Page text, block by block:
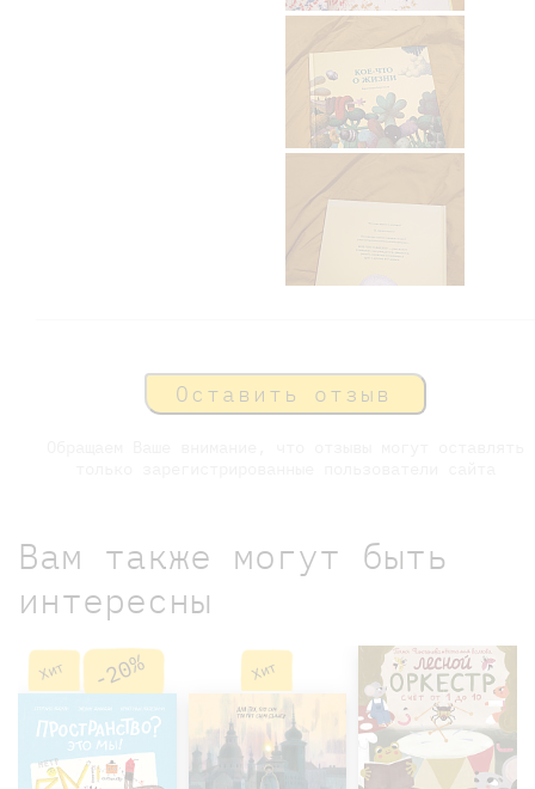
Оставить отзыв
Вам также могут быть
интересны
Хит -20% Хит